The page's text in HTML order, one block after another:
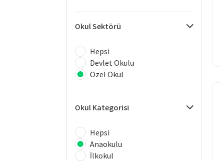
Okul Sektörü
Hepsi
Devlet Okulu
Özel Okul
Okul Kategorisi
Hepsi
Anaokulu
İlkokul